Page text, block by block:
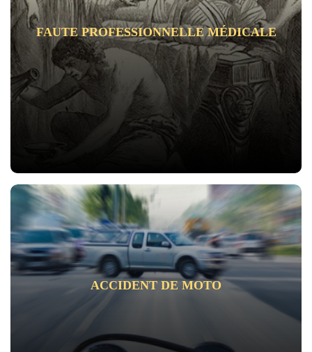
FAUTE PROFESSIONNELLE MÉDICALE
ACCIDENT DE MOTO